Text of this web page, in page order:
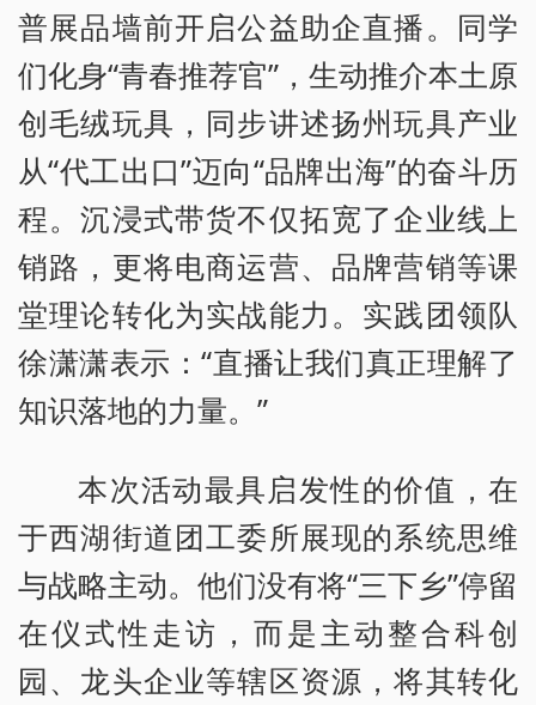
普展品墙前开启公益助企直播。同学
们化身“青春推荐官”，生动推介本土原
创毛绒玩具，同步讲述扬州玩具产业
从“代工出口”迈向“品牌出海”的奋斗历
程。沉浸式带货不仅拓宽了企业线上
销路，更将电商运营、品牌营销等课
堂理论转化为实战能力。实践团领队
徐潇潇表示：“直播让我们真正理解了
知识落地的力量。”
本次活动最具启发性的价值，在
于西湖街道团工委所展现的系统思维
与战略主动。他们没有将“三下乡”停留
在仪式性走访，而是主动整合科创
园、龙头企业等辖区资源，将其转化